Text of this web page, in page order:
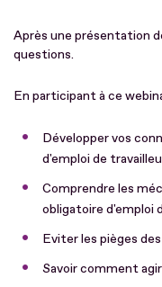
Après une présentation
questions.
En participant à ce
Développer vos
d'emploi de
Comprendre les
obligatoire d'emploi
Eviter les pièges
Savoir comment